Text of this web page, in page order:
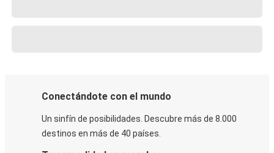
Conectándote con el mundo
Un sinfín de posibilidades. Descubre más de 8.000
destinos en más de 40 países.